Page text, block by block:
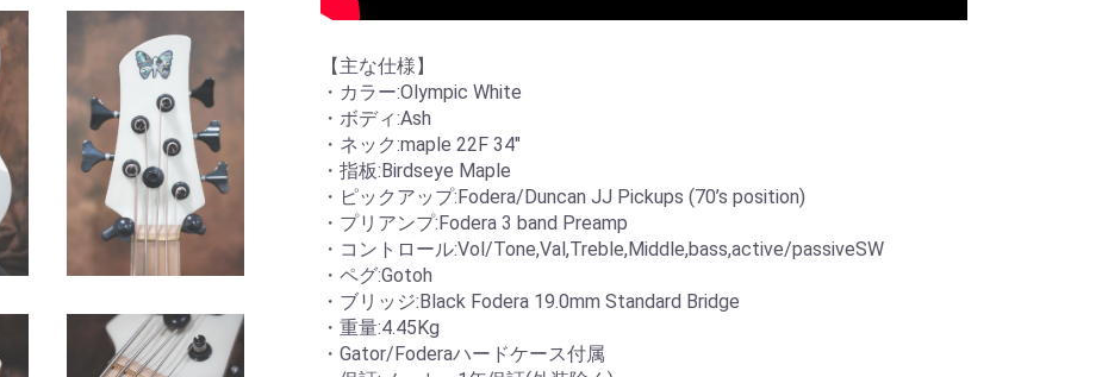
【主な仕様】
・カラー:Olympic White
・ボディ:Ash
・ネック:maple 22F 34"
・指板:Birdseye Maple
・ピックアップ:Fodera/Duncan JJ Pickups (70’s position)
・プリアンプ:Fodera 3 band Preamp
・コントロール:Vol/Tone,Val,Treble,Middle,bass,active/passiveSW
・ペグ:Gotoh
・ブリッジ:Black Fodera 19.0mm Standard Bridge
・重量:4.45Kg
・Gator/Foderaハードケース付属